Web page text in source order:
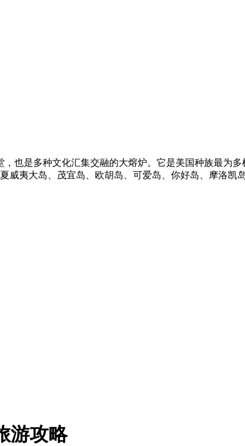
也是多种文化汇集交融的大熔炉。它是美国种族最为
威夷大岛、茂宜岛、欧胡岛、可爱岛、你好岛、摩洛
游攻略